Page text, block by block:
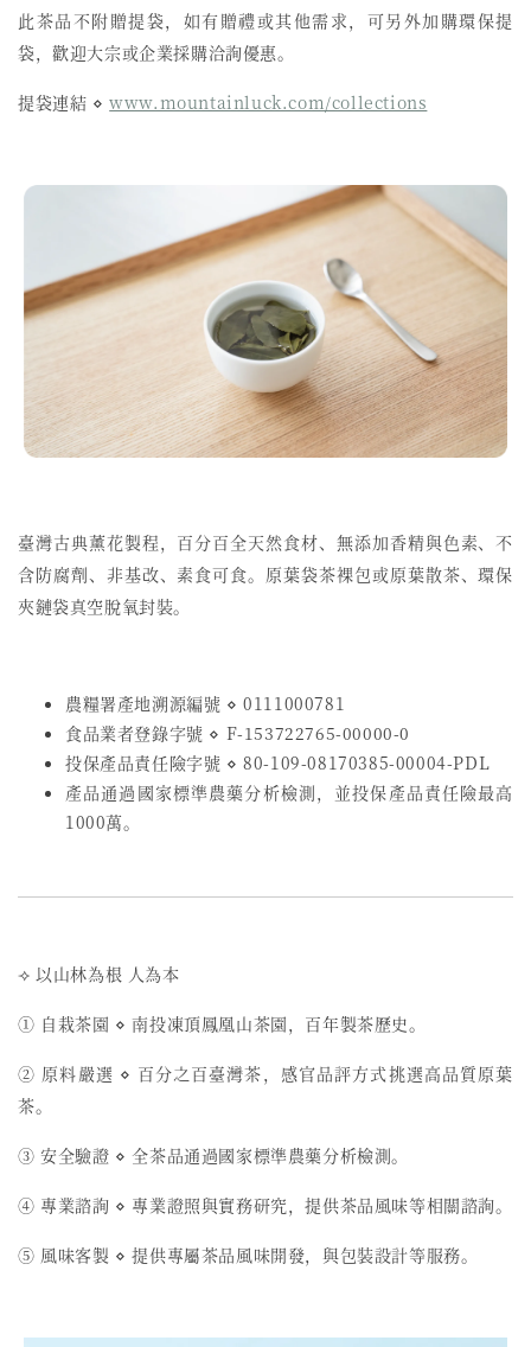
此茶品不附贈提袋，如有贈禮或其他需求，可另外加購環保提
袋，歡迎大宗或企業採購洽詢優惠。
提袋連結 ⋄www.mountainluck.com/collections
臺灣古典薰花製程， 百分百全天然食材、無添加香精與色素、不
含防腐劑、非基改、素食可食。原葉袋茶裸包或原葉散茶、環保
夾鏈袋真空脫氧封裝。
農糧署產地溯源編號 ⋄ 0111000781
食品業者登錄字號 ⋄ F-153722765-00000-0
投保產品責任險字號 ⋄80-109-08170385-00004-PDL
產品通過國家標準農藥分析檢測，並投保產品責任險最高
1000萬。
⟢ 以山林為根 人為本
① 自栽茶園 ⋄ 南投凍頂鳳凰山茶園，百年製茶歷史。
② 原料嚴選 ⋄ 百分之百臺灣茶，感官品評方式挑選高品質原葉
茶。
③ 安全驗證 ⋄ 全茶品通過國家標準農藥分析檢測。
④ 專業諮詢 ⋄ 專業證照與實務研究，提供茶品風味等相關諮詢。
⑤ 風味客製 ⋄ 提供專屬茶品風味開發，與包裝設計等服務。